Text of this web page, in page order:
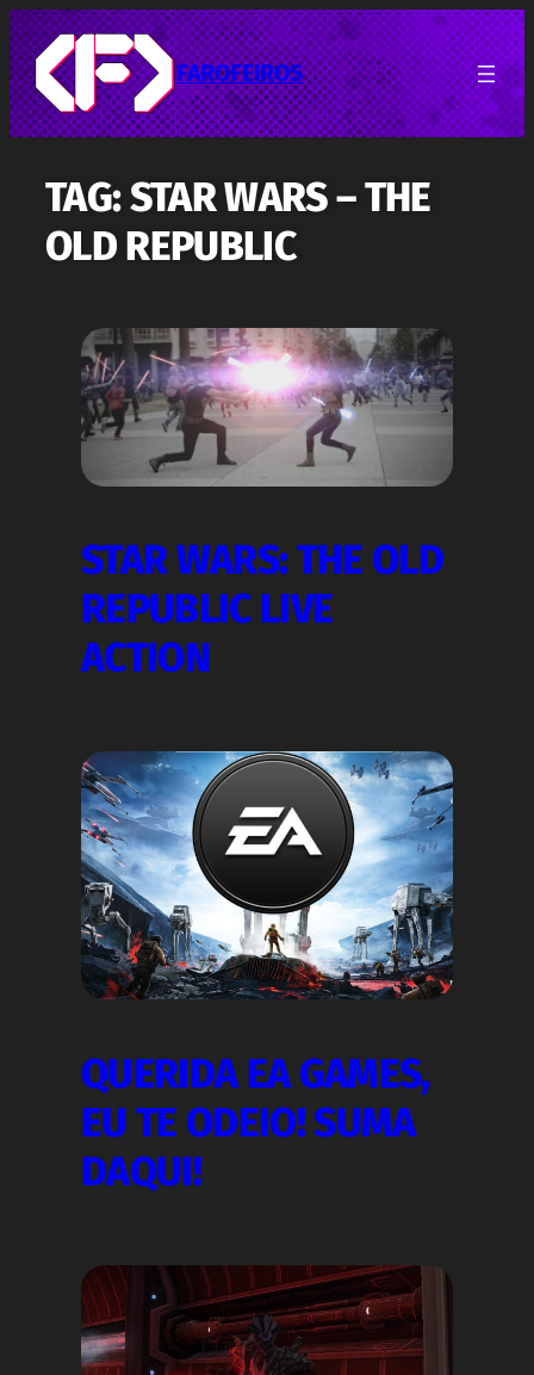
Pular
para
o
conteúdo
FAROFEIROS
TAG:STAR WARS – THE
OLD REPUBLIC
STAR WARS: THE OLD
REPUBLIC LIVE
ACTION
QUERIDA EA GAMES,
EU TE ODEIO! SUMA
DAQUI!